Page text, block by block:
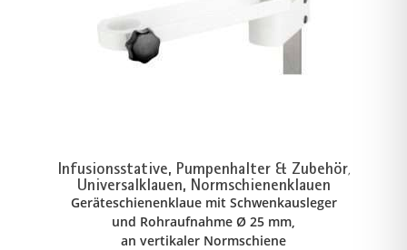
Infusionsstative, Pumpenhalter & Zubehör,
Universalklauen, Normschienenklauen
Geräteschienenklaue mit Schwenkausleger
und Rohraufnahme Ø 25 mm,
an vertikaler Normschiene